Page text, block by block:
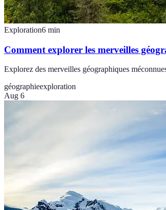
Exploration6 min
Comment explorer les merveilles
Explorez des merveilles géographiques
géographieexploration
Aug 6